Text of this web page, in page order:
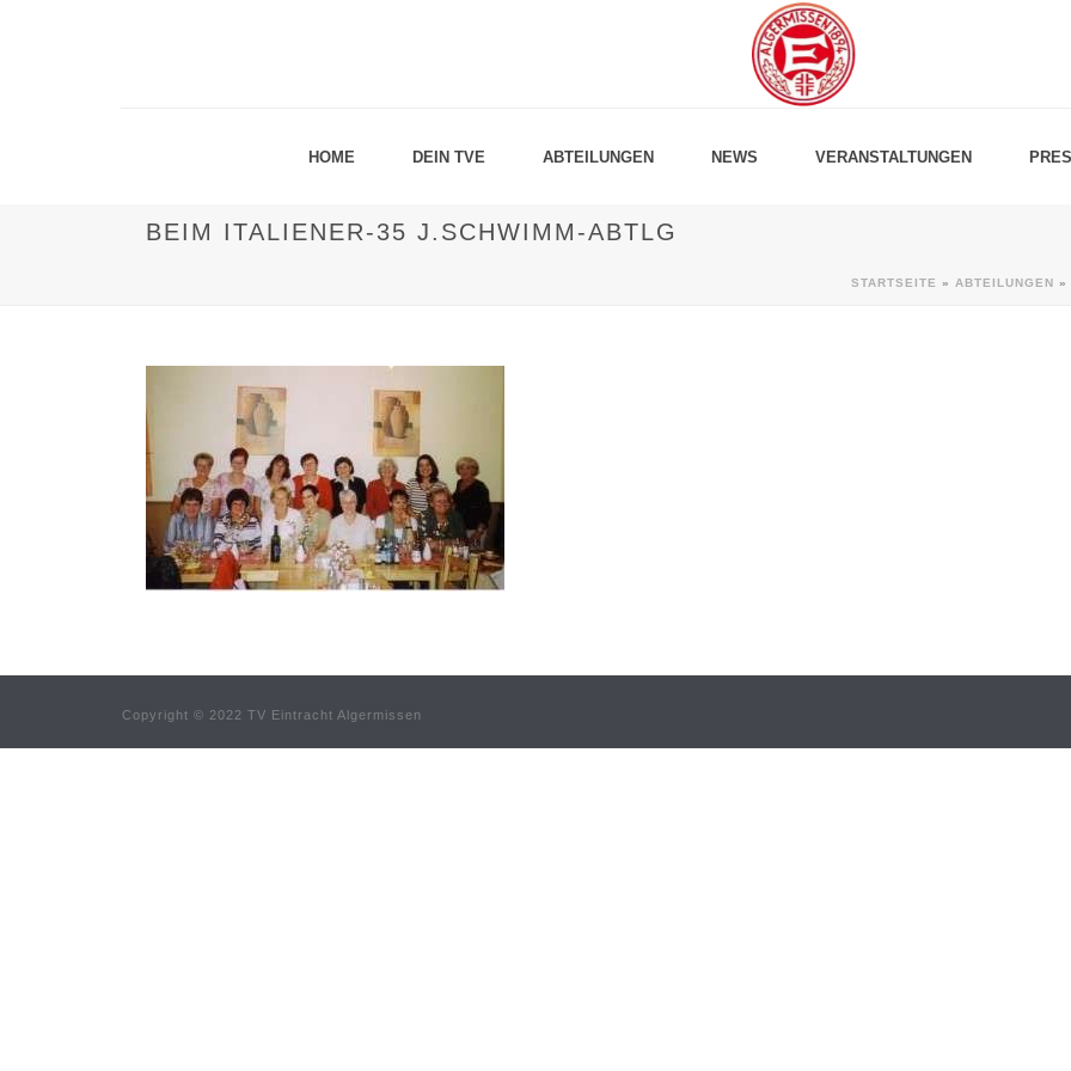
HOME DEIN TVE ABTEILUNGEN NEWS VERANSTALTUNGEN
BEIM ITALIENER-35 J.SCHWIMM-ABTLG
STARTSEITE » ABTEILUNGEN »
Copyright © 2022 TV Eintracht Algermissen